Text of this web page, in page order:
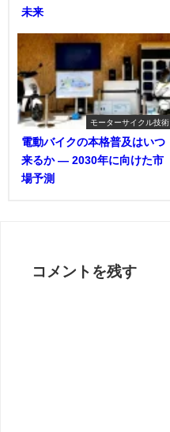
未来
モーターサイクル技術
電動バイクの本格普及はいつ
来るか ― 2030年に向けた市
場予測
コメントを残す